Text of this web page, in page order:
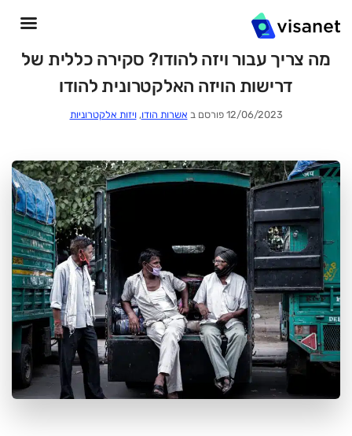
מה צריך עבור ויזה להודו? סקירה כללית של
דרישות הויזה האלקטרונית להודו
12/06/2023 פורסם ב אשרות הודו,ויזות אלקטרוניות